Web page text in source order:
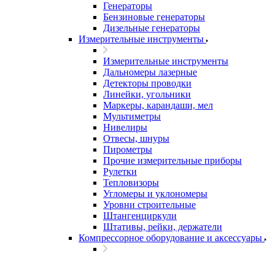
Генераторы
Бензиновые генераторы
Дизельные генераторы
Измерительные инструменты
Измерительные инструменты
Дальномеры лазерные
Детекторы проводки
Линейки, угольники
Маркеры, карандаши, мел
Мультиметры
Нивелиры
Отвесы, шнуры
Пирометры
Прочие измерительные приборы
Рулетки
Тепловизоры
Угломеры и уклономеры
Уровни строительные
Штангенциркули
Штативы, рейки, держатели
Компрессорное оборудование и аксессуары